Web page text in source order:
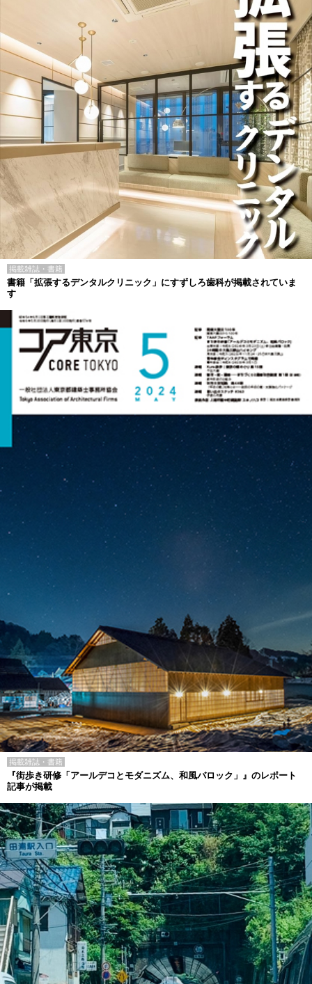
掲載雑誌・書籍
書籍「拡張するデンタルクリニック」にすずしろ歯科が掲載されていま
す
掲載雑誌・書籍
『街歩き研修「アールデコとモダニズム、和風バロック」』のレポート
記事が掲載